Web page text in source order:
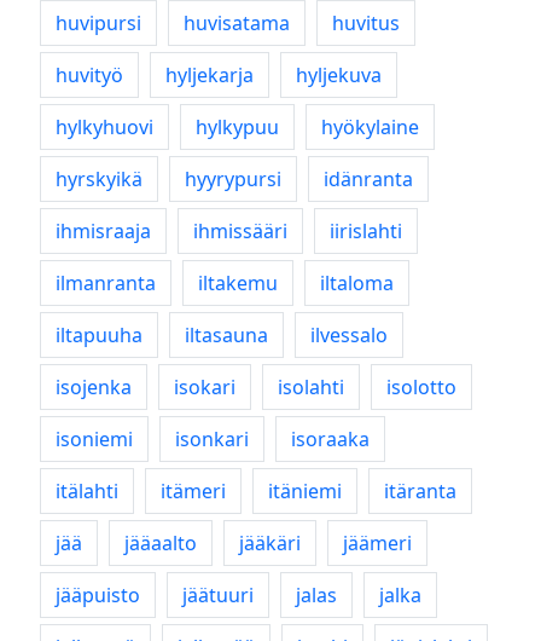
huvipursi
huvisatama
huvitus
huvityö
hyljekarja
hyljekuva
hylkyhuovi
hylkypuu
hyökylaine
hyrskyikä
hyyrypursi
idänranta
ihmisraaja
ihmissääri
iirislahti
ilmanranta
iltakemu
iltaloma
iltapuuha
iltasauna
ilvessalo
isojenka
isokari isolahti
isolotto
isoniemi
isonkari
isoraaka
itälahti
itämeri itäniemi
itäranta
jää
jääaalto jääkäri
jäämeri
jääpuisto
jäätuuri jalas
jalka